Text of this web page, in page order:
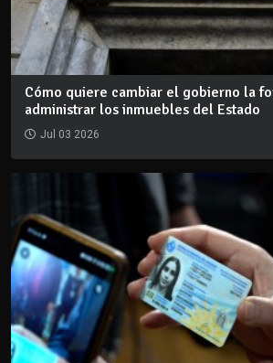
Cómo quiere cambiar el gobierno la
administrar los inmuebles del Estado
Jul 03 2026